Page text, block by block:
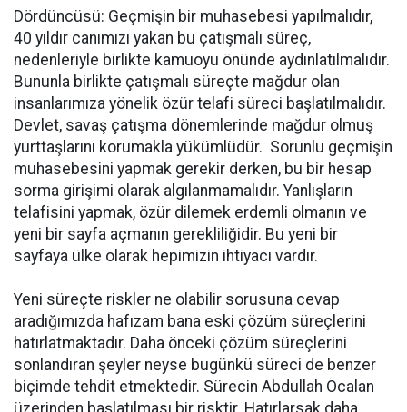
Dördüncüsü: Geçmişin bir muhasebesi yapılmalıdır,
40 yıldır canımızı yakan bu çatışmalı süreç,
nedenleriyle birlikte kamuoyu önünde aydınlatılmalıdır.
Bununla birlikte çatışmalı süreçte mağdur olan
insanlarımıza yönelik özür telafi süreci başlatılmalıdır.
Devlet, savaş çatışma dönemlerinde mağdur olmuş
yurttaşlarını korumakla yükümlüdür. Sorunlu geçmişin
muhasebesini yapmak gerekir derken, bu bir hesap
sorma girişimi olarak algılanmamalıdır. Yanlışların
telafisini yapmak, özür dilemek erdemli olmanın ve
yeni bir sayfa açmanın gerekliliğidir. Bu yeni bir
sayfaya ülke olarak hepimizin ihtiyacı vardır.
Yeni süreçte riskler ne olabilir sorusuna cevap
aradığımızda hafızam bana eski çözüm süreçlerini
hatırlatmaktadır. Daha önceki çözüm süreçlerini
sonlandıran şeyler neyse bugünkü süreci de benzer
biçimde tehdit etmektedir. Sürecin Abdullah Öcalan
üzerinden başlatılması bir risktir. Hatırlarsak daha